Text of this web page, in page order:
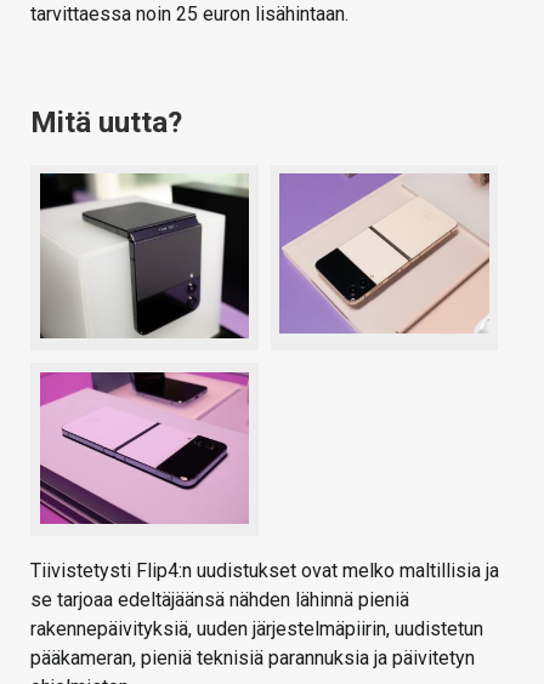
tarvittaessa noin 25 euron lisähintaan.
Mitä uutta?
Tiivistetysti Flip4:n uudistukset ovat melko maltillisia ja
se tarjoaa edeltäjäänsä nähden lähinnä pieniä
rakennepäivityksiä, uuden järjestelmäpiirin, uudistetun
pääkameran, pieniä teknisiä parannuksia ja päivitetyn